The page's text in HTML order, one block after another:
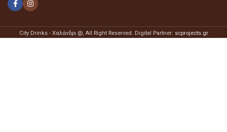
City Drinks - Χαλάνδρι @, All Right Reserved. Digital Partner: scprojects.gr